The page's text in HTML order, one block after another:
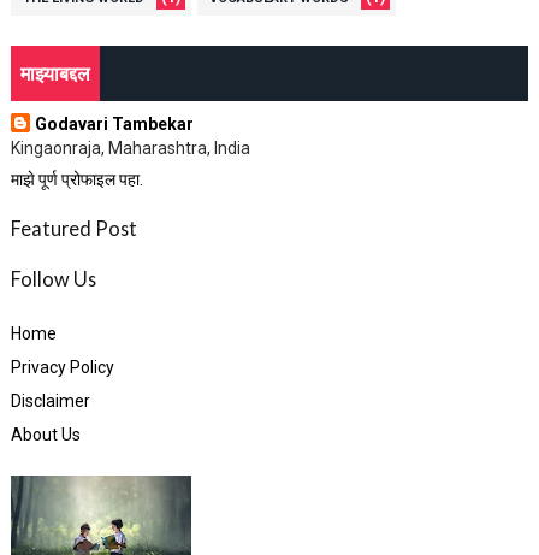
माझ्याबद्दल
Godavari Tambekar
Kingaonraja, Maharashtra, India
माझे पूर्ण प्रोफाइल पहा.
Featured Post
Follow Us
Home
Privacy Policy
Disclaimer
About Us